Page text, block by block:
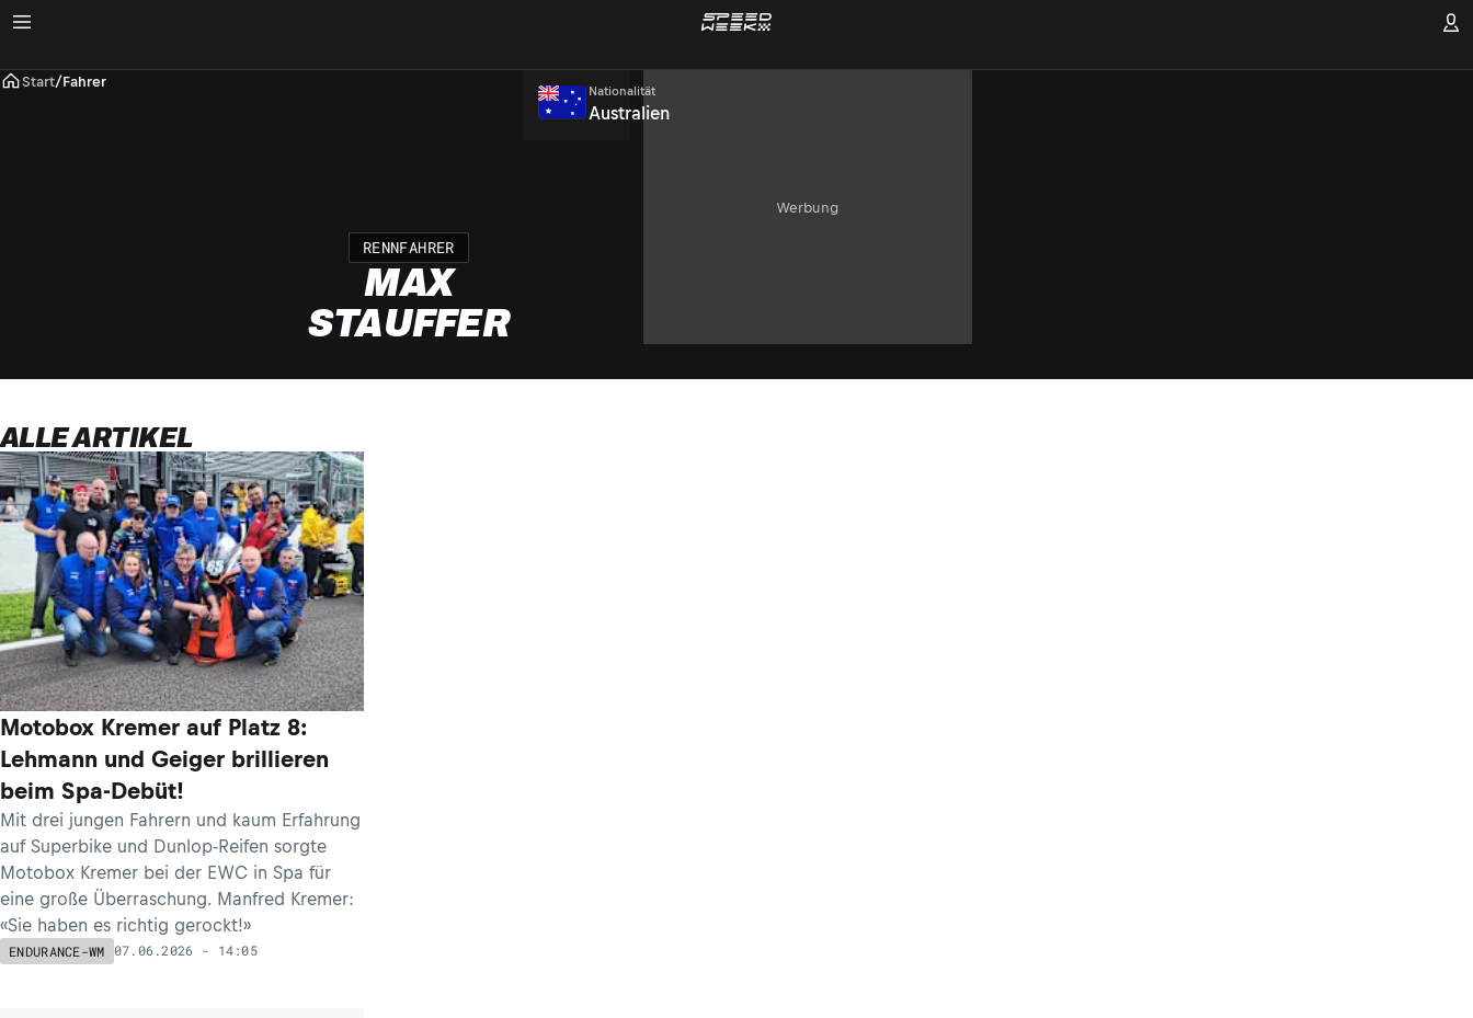
Start/Fahrer
RENNFAHRER
MAX
STAUFFER
Nationalität
Australien
Werbung
ALLE ARTIKEL
Motobox Kremer auf Platz 8:
Lehmann und Geiger brillieren
beim Spa-Debüt!
Mit drei jungen Fahrern und kaum Erfahrung
auf Superbike und Dunlop-Reifen sorgte
Motobox Kremer bei der EWC in Spa für
eine große Überraschung. Manfred Kremer:
«Sie haben es richtig gerockt!»
ENDURANCE-WM 07.06.2026 - 14:05